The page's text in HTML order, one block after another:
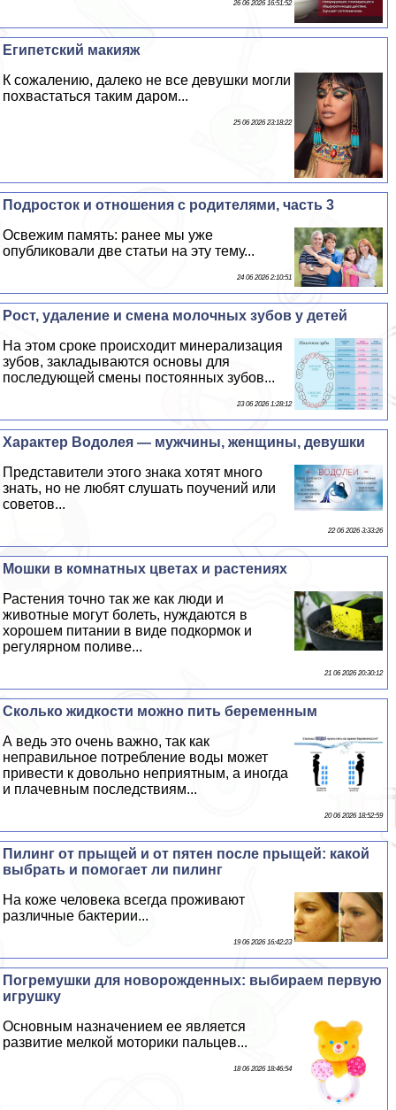
26 06 2026 16:51:52
Египетский макияж
К сожалению, далеко не все дeвyшки могли
похвастаться таким даром...
25 06 2026 23:18:22
Подросток и отношения с родителями, часть 3
Освежим память: ранее мы уже
опубликовали две статьи на эту тему...
24 06 2026 2:10:51
Рост, удаление и смена молочных зубов у детей
На этом сроке происходит минерализация
зубов, закладываются основы для
последующей смены постоянных зубов...
23 06 2026 1:28:12
Хаpaктер Водолея — мужчины, женщины, дeвyшки
Представители этого знака хотят много
знать, но не любят слушать поучений или
советов...
22 06 2026 3:33:26
Мошки в комнатных цветах и растениях
Растения точно так же как люди и
животные могут болеть, нуждаются в
хорошем питании в виде подкормок и
регулярном поливе...
21 06 2026 20:30:12
Сколько жидкости можно пить беременным
А ведь это очень важно, так как
неправильное потрeбление воды может
привести к довольно неприятным, а иногда
и плачевным последствиям...
20 06 2026 18:52:59
Пилинг от прыщей и от пятен после прыщей: какой
выбрать и помогает ли пилинг
На коже человека всегда проживают
различные бактерии...
19 06 2026 16:42:23
Погремушки для новорожденных: выбираем первую
игрушку
Основным назначением ее является
развитие мелкой моторики пальцев...
18 06 2026 18:46:54